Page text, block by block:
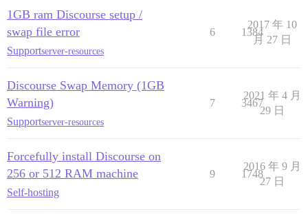
1GB ram Discourse setup /
swap file error
Supportserver-resources
6 1384
2017 年 10
月 27 日
Discourse Swap Memory (1GB
Warning)
Supportserver-resources
7 3467
2021 年 4 月
29 日
Forcefully install Discourse on
256 or 512 RAM machine
Self-hosting
9 1748
2016 年 9 月
27 日